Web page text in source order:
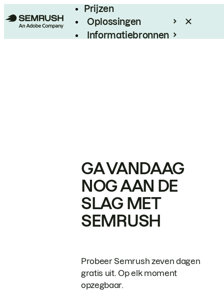
Prijzen
Oplossingen
Informatiebronnen
GA VANDAAG
NOG AAN DE
SLAG MET
SEMRUSH
Probeer Semrush zeven dagen
gratis uit. Op elk moment
opzegbaar.